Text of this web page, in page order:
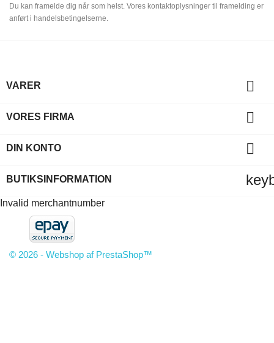
Du kan framelde dig når som helst. Vores kontaktoplysninger til framelding er
anført i handelsbetingelserne.
VARER 
VORES FIRMA 
DIN KONTO 
BUTIKSINFORMATION
Invalid merchantnumber
© 2026 - Webshop af PrestaShop™